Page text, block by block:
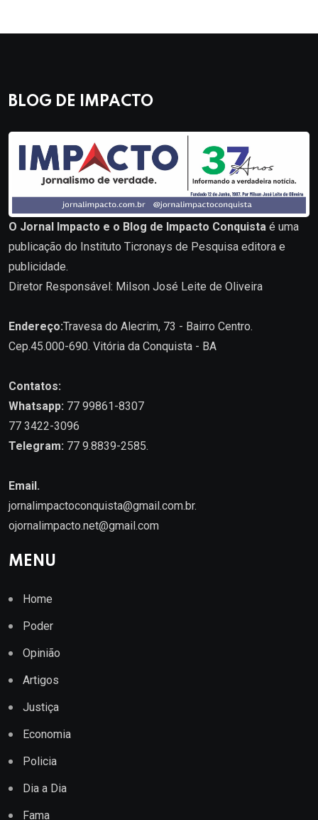
BLOG DE IMPACTO
O Jornal Impacto e o Blog de Impacto Conquista é uma
publicação do Instituto Ticronays de Pesquisa editora e
publicidade.
Diretor Responsável: Milson José Leite de Oliveira
Endereço:Travesa do Alecrim, 73 - Bairro Centro.
Cep.45.000-690. Vitória da Conquista - BA
Contatos:
Whatsapp: 77 99861-8307
77 3422-3096
Telegram: 77 9.8839-2585.
Email.
jornalimpactoconquista@gmail.com.br.
ojornalimpacto.net@gmail.com
MENU
Home
Poder
Opinião
Artigos
Justiça
Economia
Policia
Dia a Dia
Fama